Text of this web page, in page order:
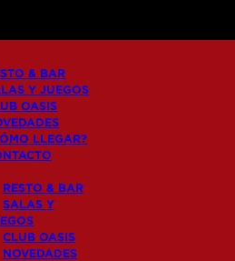
& BAR
Y JUEGOS
OASIS
LLEGAR?
RESTO & BAR
SALAS Y
CLUB OASIS
NOVEDADES